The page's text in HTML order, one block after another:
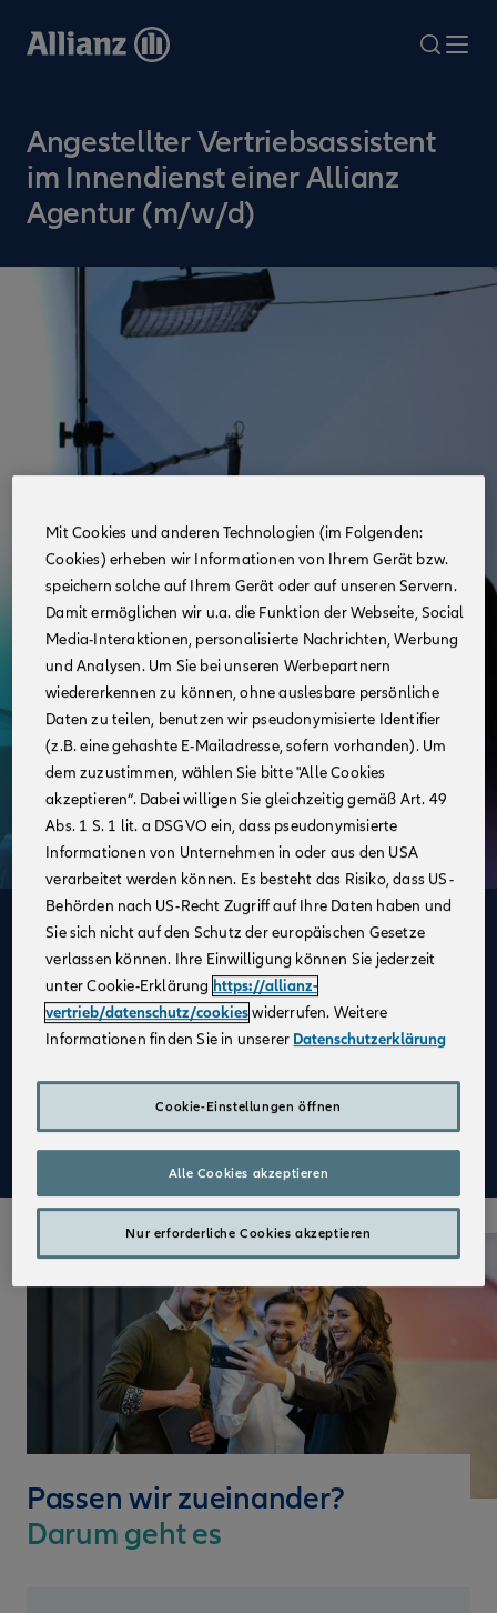
zum
search
Angestellter Vertriebsassistent
im Innendienst einer Allianz
Agentur (m/w/d)
Deine Vorteile
im Vertrieb der Allianz
Attraktive Festbezüge in Voll- und Teilzeit
Einen erfolgreichen Start in Deinen neuen Job und
eine praxisnahe Ausbildung mit der Sicherheit von
vollen Bezügen
Passen wir zueinander?
Darum geht es
Mit Cookies und anderen Technologien (im Folgenden:
Cookies) erheben wir Informationen von Ihrem Gerät bzw.
speichern solche auf Ihrem Gerät oder auf unseren Servern.
Damit ermöglichen wir u.a. die Funktion der Webseite, Social
Media-Interaktionen, personalisierte Nachrichten, Werbung
und Analysen. Um Sie bei unseren Werbepartnern
wiedererkennen zu können, ohne auslesbare persönliche
Daten zu teilen, benutzen wir pseudonymisierte Identifier
(z.B. eine gehashte E-Mailadresse, sofern vorhanden). Um
dem zuzustimmen, wählen Sie bitte "Alle Cookies
akzeptieren“. Dabei willigen Sie gleichzeitig gemäß Art. 49
Abs. 1 S. 1 lit. a DSGVO ein, dass pseudonymisierte
Informationen von Unternehmen in oder aus den USA
verarbeitet werden können. Es besteht das Risiko, dass US-
Behörden nach US-Recht Zugriff auf Ihre Daten haben und
Sie sich nicht auf den Schutz der europäischen Gesetze
verlassen können. Ihre Einwilligung können Sie jederzeit
unter Cookie-Erklärung https://allianz-
vertrieb/datenschutz/cookieswiderrufen. Weitere
Informationen finden Sie in unserer Datenschutzerklärung
Cookie-Einstellungen öffnen
Nur erforderliche Cookies akzeptieren
Alle Cookies akzeptieren